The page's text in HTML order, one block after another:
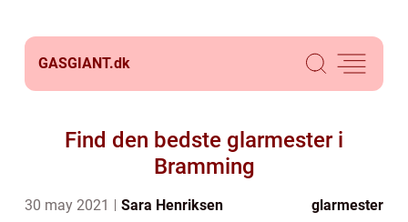
GASGIANT.dk
Find den bedste glarmester i
Bramming
30 may 2021 Sara Henriksen glarmester